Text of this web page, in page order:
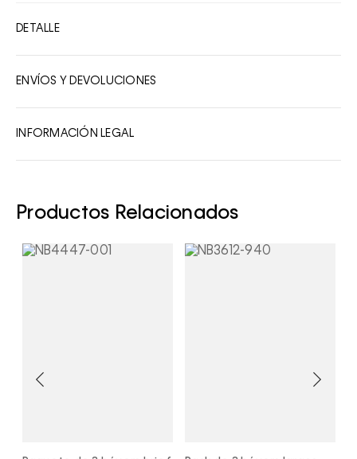
DETALLE
ENVÍOS Y DEVOLUCIONES
INFORMACIÓN LEGAL
Productos Relacionados